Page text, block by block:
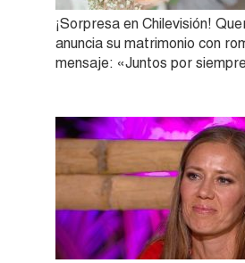
¡Sorpresa en Chilevisión!
anuncia su matrimonio con
mensaje: «Juntos por